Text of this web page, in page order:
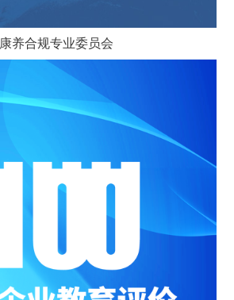
康养合规专业委员会